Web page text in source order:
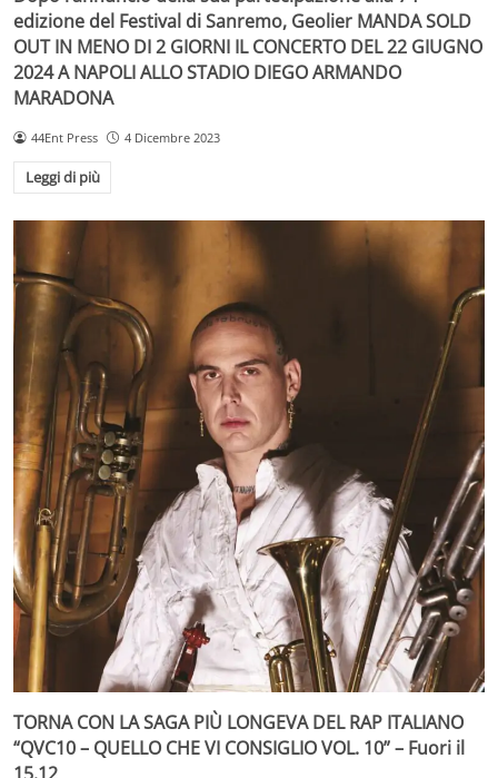
edizione del Festival di Sanremo, Geolier MANDA SOLD
OUT IN MENO DI 2 GIORNI IL CONCERTO DEL 22 GIUGNO
2024 A NAPOLI ALLO STADIO DIEGO ARMANDO
MARADONA
44Ent Press 4 Dicembre 2023
Leggi di più
TORNA CON LA SAGA PIÙ LONGEVA DEL RAP ITALIANO
“QVC10 – QUELLO CHE VI CONSIGLIO VOL. 10” – Fuori il